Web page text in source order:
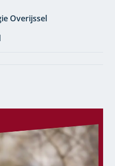
Overijssel